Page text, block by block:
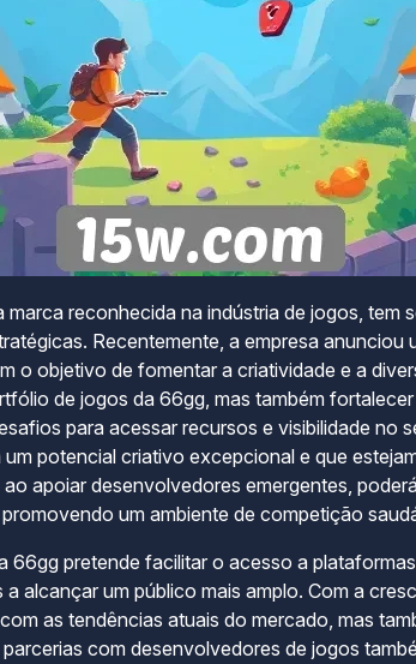
marca reconhecida na indústria de jogos,
Recentemente, a empresa
o objetivo de fomentar a criatividade e a
de jogos da 66gg, mas também
para acessar recursos e visibilidade no
um potencial criativo excepcional e que
apoiar desenvolvedores emergentes,
um ambiente de competição
66gg pretende facilitar o acesso a
alcançar um público mais amplo. Com a
as tendências atuais do mercado, mas
com desenvolvedores de jogos